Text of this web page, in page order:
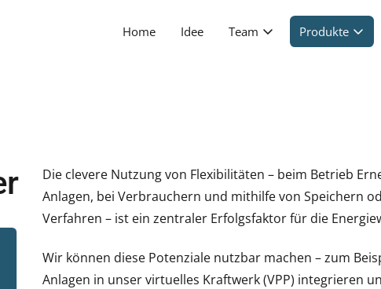
Home Idee Team Produkte
Die clevere Nutzung von Flexibilitäten – beim Betrieb
Anlagen, bei Verbrauchern und mithilfe von Speichern
Verfahren – ist ein zentraler Erfolgsfaktor für die
Wir können diese Potenziale nutzbar machen – zum
Anlagen in unser virtuelles Kraftwerk (VPP) integrieren